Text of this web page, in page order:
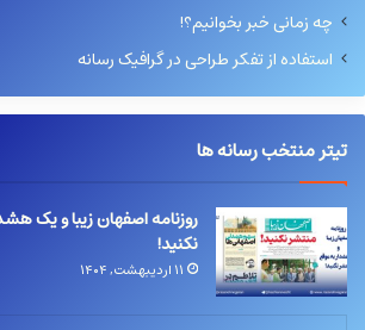
چه زمانی خبر بخوانیم؟!
استفاده از تفکر طراحی در گرافیک رسانه
تیتر منتخب رسانه ها
روزنامه اصفهان زیبا و یک
نکنید!
۱۱ اردیبهشت, ۱۴۰۴